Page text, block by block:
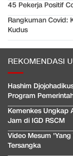
45 Pekerja Positif
Rangkuman Covid:
Kudus
REKOMENDASI
Hashim
Program
Kemenkes Ungkap
Jam di IGD RSCM
Video Mesum
Tersangka